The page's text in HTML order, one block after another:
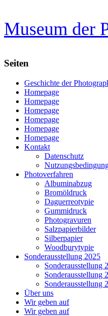
Zum
Inhalt
springen
Museum der
Seiten
Geschichte der
Homepage
Homepage
Homepage
Homepage
Homepage
Homepage
Kontakt
Datenschutz
Photoverfahren
Albuminabzug
Bromöldruck
Daguerreotypie
Gummidruck
Photogravuren
Salzpapierbilder
Silberpapier
Woodburytypie
Sonderausstellung 2025
Sonderausstellung
Sonderausstellung
Sonderausstellung
Über uns
Wir geben auf
Wir geben auf